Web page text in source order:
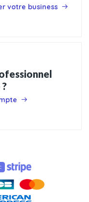
votre business